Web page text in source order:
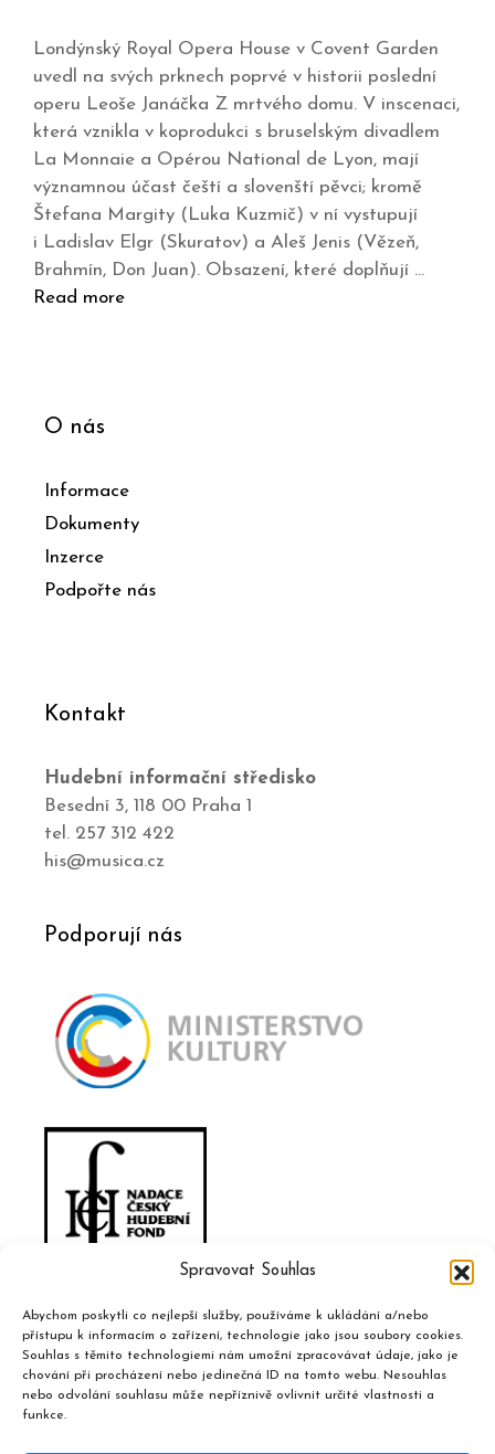
Spravovat Souhlas
Abychom poskytli co nejlepší služby, používáme k ukládání a/nebo
přístupu k informacím o zařízení, technologie jako jsou soubory cookies.
Souhlas s těmito technologiemi nám umožní zpracovávat údaje, jako je
chování při procházení nebo jedinečná ID na tomto webu. Nesouhlas
nebo odvolání souhlasu může nepříznivě ovlivnit určité vlastnosti a
funkce.
Londýnský Royal Opera House v Covent Garden
uvedl na svých prknech poprvé v historii poslední
operu Leoše Janáčka Z mrtvého domu. V inscenaci,
která vznikla v koprodukci s bruselským divadlem
La Monnaie a Opérou National de Lyon, mají
významnou účast čeští a slovenští pěvci; kromě
Štefana Margity (Luka Kuzmič) v ní vystupují
i Ladislav Elgr (Skuratov) a Aleš Jenis (Vězeň,
Brahmín, Don Juan). Obsazení, které doplňují …
Read more
O nás
Informace
Dokumenty
Inzerce
Podpořte nás
Kontakt
Hudební informační středisko
Besední 3, 118 00 Praha 1
tel. 257 312 422
his@musica.cz
Podporují nás